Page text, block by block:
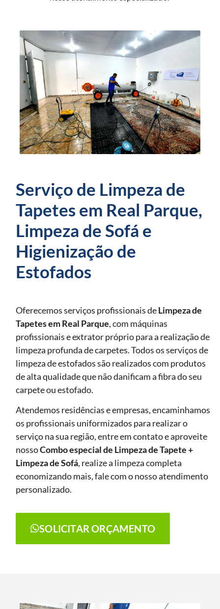
Serviço de Limpeza de
Tapetes em Real Parque,
Limpeza de Sofá e
Higienização de
Estofados
Oferecemos serviços profissionais deLimpeza de
Tapetesem Real Parque, com máquinas
profissionais e extrator próprio para a realização de
limpeza profunda de carpetes. Todos os serviços de
limpeza de estofados são realizados com produtos
de alta qualidade que não danificam a fibra do seu
carpete ou estofado.
Atendemos residências e empresas, encaminhamos
os profissionais uniformizados para realizar o
serviço na sua região, entre em contato e aproveite
nossoCombo especial de Limpeza de Tapete +
Limpeza de Sofá, realize a limpeza completa
economizando mais, fale com o nosso atendimento
personalizado.
SOLICITAR ORÇAMENTO